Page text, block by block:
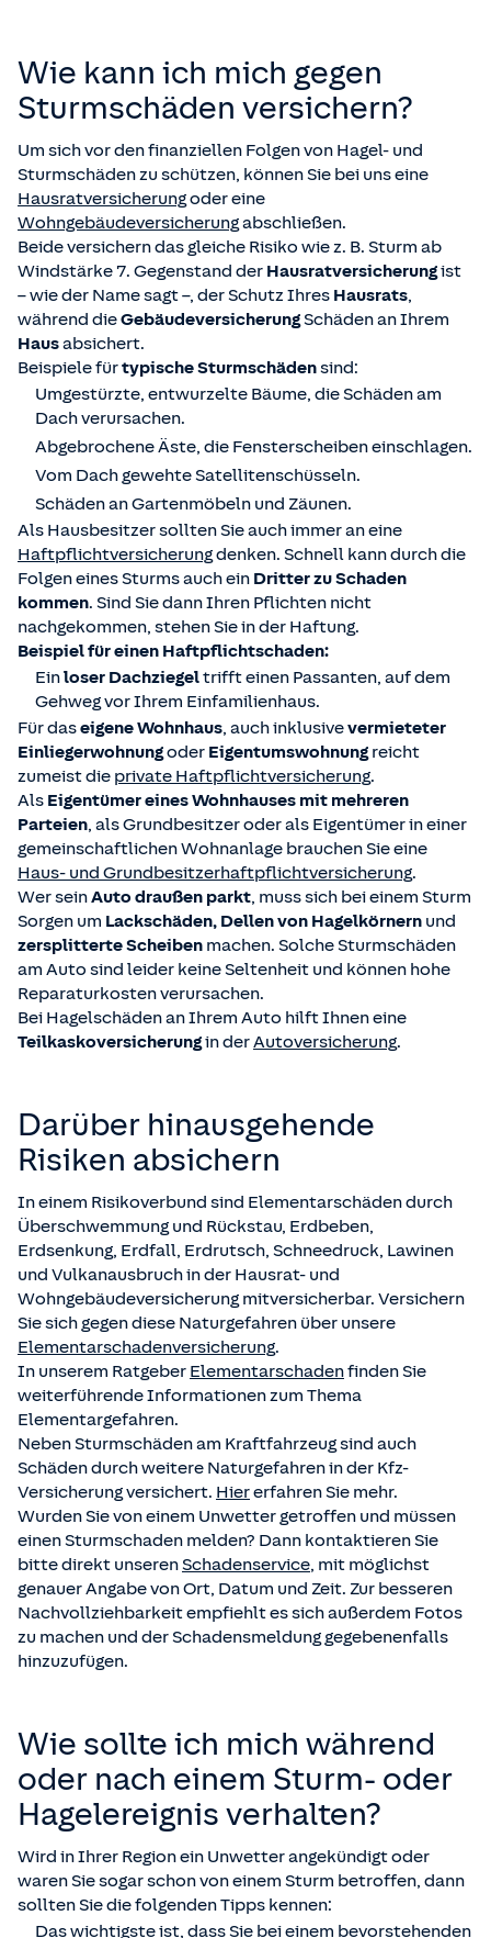
Wie kann ich mich gegen
Sturmschäden versichern?
Um sich vor den finanziellen Folgen von Hagel- und
Sturmschäden zu schützen, können Sie bei uns eine
Hausratversicherungoder eine
Wohngebäudeversicherungabschließen.
Beide versichern das gleiche Risiko wie z. B. Sturm ab
Windstärke 7. Gegenstand der Hausratversicherungist
– wie der Name sagt –, der Schutz Ihres Hausrats,
während dieGebäudeversicherungSchäden an Ihrem
Hausabsichert.
Beispiele fürtypische Sturmschädensind:
Umgestürzte, entwurzelte Bäume, die Schäden am
Dach verursachen.
Abgebrochene Äste, die Fensterscheiben einschlagen.
Vom Dach gewehte Satellitenschüsseln.
Schäden an Gartenmöbeln und Zäunen.
Als Hausbesitzer sollten Sie auch immer an eine
Haftpflichtversicherungdenken. Schnell kann durch die
Folgen eines Sturms auch ein Dritter zu Schaden
kommen. Sind Sie dann Ihren Pflichten nicht
nachgekommen, stehen Sie in der Haftung.
Beispiel für einen Haftpflichtschaden:
Einloser Dachziegeltrifft einen Passanten, auf dem
Gehweg vor Ihrem Einfamilienhaus.
Für daseigene Wohnhaus, auch inklusivevermieteter
Einliegerwohnungoder Eigentumswohnungreicht
zumeist die private Haftpflichtversicherung.
Als Eigentümer eines Wohnhauses mit mehreren
Parteien, als Grundbesitzer oder als Eigentümer in einer
gemeinschaftlichen Wohnanlage brauchen Sie eine
Haus- und Grundbesitzerhaftpflichtversicherung.
Wer seinAuto draußen parkt, muss sich bei einem Sturm
Sorgen um Lackschäden, Dellen von Hagelkörnern und
zersplitterte Scheiben machen. Solche Sturmschäden
am Auto sind leider keine Seltenheit und können hohe
Reparaturkosten verursachen.
Bei Hagelschäden an Ihrem Auto hilft Ihnen eine
Teilkaskoversicherungin derAutoversicherung.
Darüber hinausgehende
Risiken absichern
In einem Risikoverbund sind Elementarschäden durch
Überschwemmung und Rückstau, Erdbeben,
Erdsenkung, Erdfall, Erdrutsch, Schneedruck, Lawinen
und Vulkanausbruch in der Hausrat- und
Wohngebäudeversicherung mitversicherbar. Versichern
Sie sich gegen diese Naturgefahren über unsere
Elementarschadenversicherung.
In unserem Ratgeber Elementarschadenfinden Sie
weiterführende Informationen zum Thema
Elementargefahren.
Neben Sturmschäden am Kraftfahrzeug sind auch
Schäden durch weitere Naturgefahren in der Kfz-
Versicherung versichert. Hiererfahren Sie mehr.
Wurden Sie von einem Unwetter getroffen und müssen
einen Sturmschaden melden? Dann kontaktieren Sie
bitte direkt unserenSchadenservice, mit möglichst
genauer Angabe von Ort, Datum und Zeit. Zur besseren
Nachvollziehbarkeit empfiehlt es sich außerdem Fotos
zu machen und der Schadensmeldung gegebenenfalls
hinzuzufügen.
Wie sollte ich mich während
oder nach einem Sturm- oder
Hagelereignis verhalten?
Wird in Ihrer Region ein Unwetter angekündigt oder
waren Sie sogar schon von einem Sturm betroffen, dann
sollten Sie die folgenden Tipps kennen:
Das wichtigste ist, dass Sie bei einem bevorstehenden